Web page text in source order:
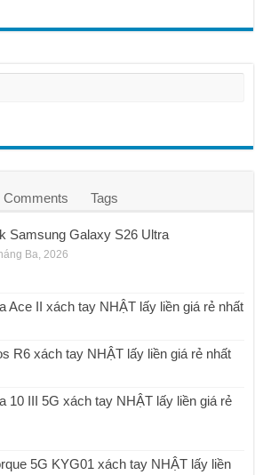
Comments Tags
Samsung Galaxy S26 Ultra
Ba, 2026
Ace II xách tay NHẬT lấy liền giá rẻ nhất
R6 xách tay NHẬT lấy liền giá rẻ nhất
10 III 5G xách tay NHẬT lấy liền giá rẻ
5G KYG01 xách tay NHẬT lấy liền